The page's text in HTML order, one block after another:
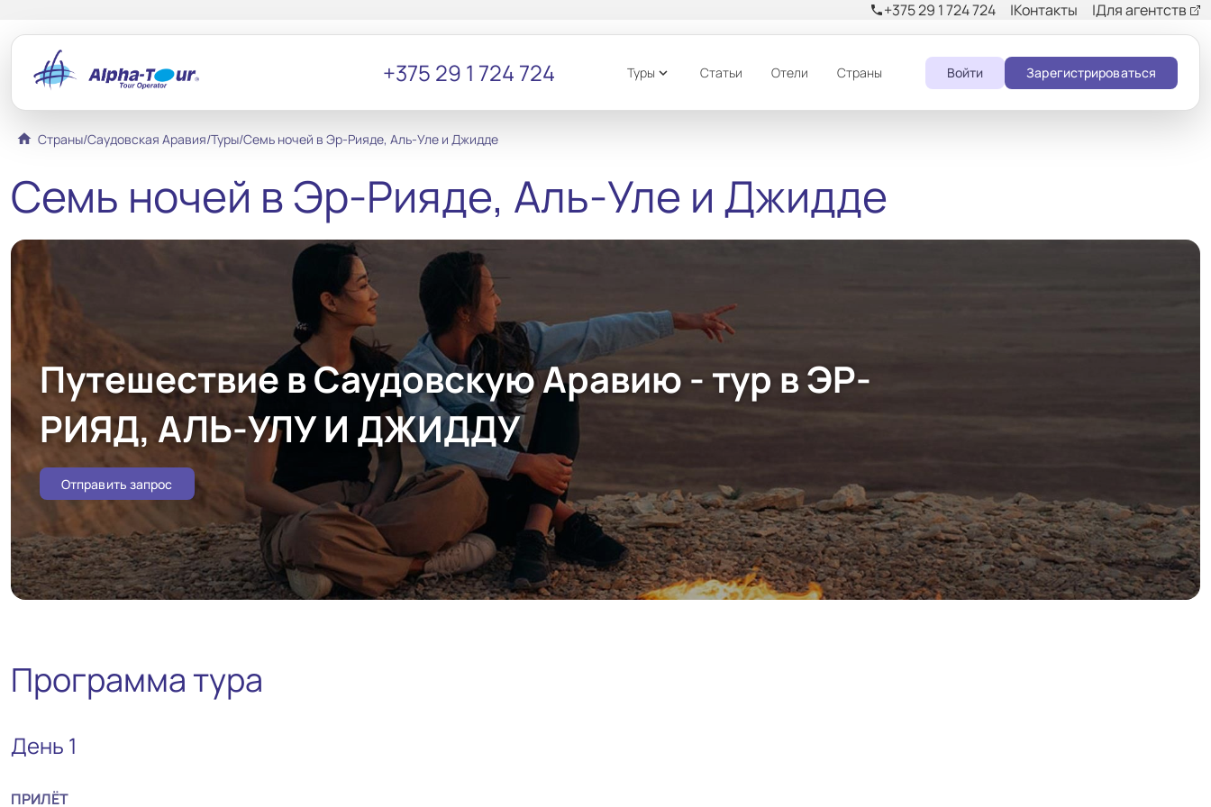
phone+375 29 1 724 724 Контакты Для агентств
+375 29 1 724 724 Туры expand_more Статьи Отели Страны Войти Зарегистрироваться
home Страны/Саудовская Аравия/Туры/Семь ночей в Эр-Рияде, Аль-Уле и Джидде
Семь ночей в Эр-Рияде, Аль-Уле и Джидде
Путешествие в Саудовскую Аравию - тур в ЭР-
РИЯД, АЛЬ-УЛУ И ДЖИДДУ
Отправить запрос
Программа тура
День 1
ПРИЛЁТ